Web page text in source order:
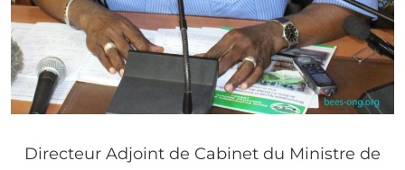
Directeur Adjoint de Cabinet du Ministre de